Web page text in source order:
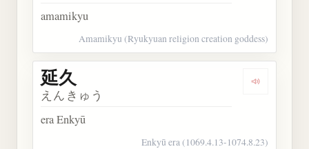
amamikyu
Amamikyu (Ryukyuan religion creation goddess)
Dengarkan
延久
えんきゅう
era Enkyū
Enkyū era (1069.4.13-1074.8.23)